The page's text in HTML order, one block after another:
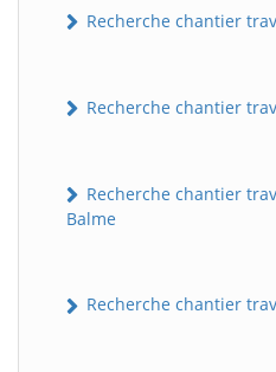
Recherche chantier
Recherche chantier
Recherche chantier
Balme
Recherche chantier